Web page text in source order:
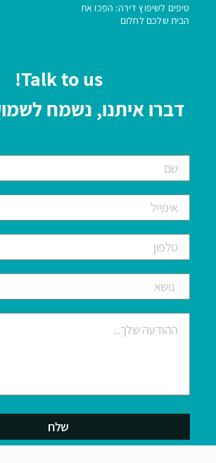
טיפים לשיפוץ דירה: הפכו את
הבית שלכם לחלום
Talk to us!
דברו איתנו, נשמח